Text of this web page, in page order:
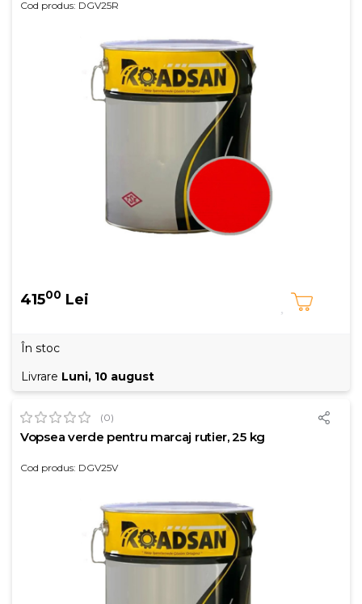
Cod produs: DGV25R
41500 Lei
În stoc
Livrare Luni, 10 august
(0)
Vopsea verde pentru marcaj rutier, 25 kg
Cod produs: DGV25V